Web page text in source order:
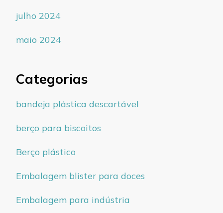
julho 2024
maio 2024
Categorias
bandeja plástica descartável
berço para biscoitos
Berço plástico
Embalagem blister para doces
Embalagem para indústria